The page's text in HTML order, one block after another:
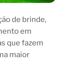
de brinde,
em
que fazem
maior